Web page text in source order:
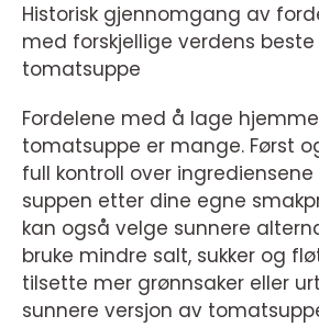
Historisk gjennomgang av
med forskjellige verdens
tomatsuppe
Fordelene med å lage
tomatsuppe er mange. Først
full kontroll over
suppen etter dine egne
kan også velge sunnere
bruke mindre salt, sukker og
tilsette mer grønnsaker eller
sunnere versjon av